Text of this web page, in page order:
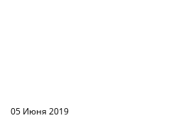
05 Июня 2019